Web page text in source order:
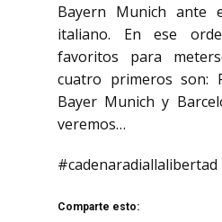
Bayern Munich ante
italiano. En ese
favoritos para
cuatro primeros son:
Bayer Munich y
veremos…
#cadenaradiallalibertad
Comparte esto: